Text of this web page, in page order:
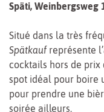
Späti, Weinbergsweg
Situé dans la très
Spätkaufreprésente
cocktails hors de prix
spot idéal pour boire
pour prendre une
soirée ailleurs.